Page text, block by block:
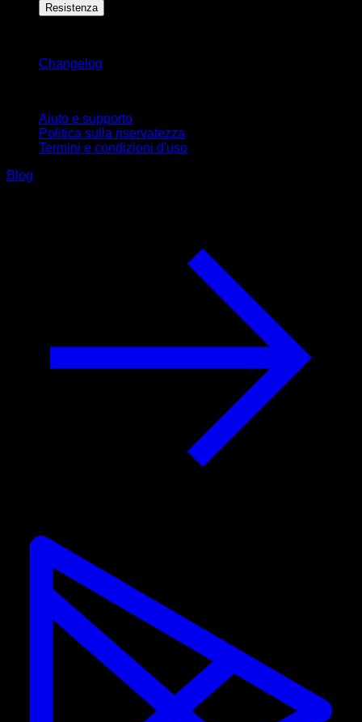
Resistenza
Changelog
Aiuto e supporto
Politica sulla riservatezza
Termini e condizioni d'uso
Blog